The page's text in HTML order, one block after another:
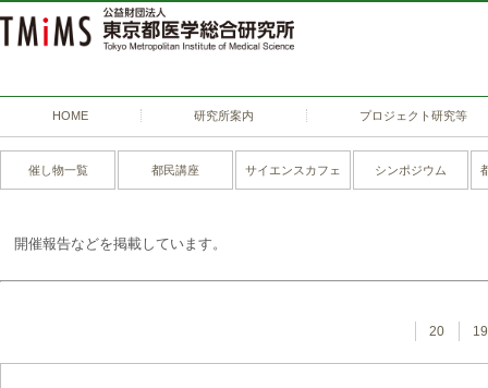
HOME 研究所案内 プロジェクト研究等
催し物一覧 都民講座 サイエンスカフェ シンポジウム
開催報告などを掲載しています。
19
20